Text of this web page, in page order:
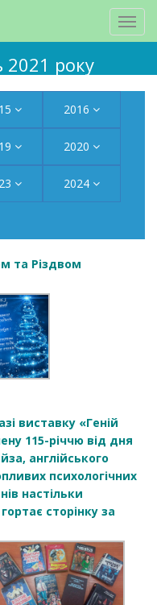
2021 року
2016
2020
2024
та Різдвом
виставку «Геній
115-річчю від дня
англійського
психологічних
настільки
сторінку за